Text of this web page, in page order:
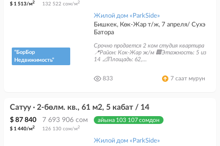
$ 1 513/м2 132 522 сом/м2
“БорБор
Недвижимость”
Жилой дом «ParkSide»
Бишкек, Көк-Жар т/ж, 7 апреля/ Сухэ
Батора
Срочно продается 2 ком студия квартира
📍Район: Кок-Жар ж/м 🏢Этажность: 5 из
14 📐Площадь: 62,...
833 7 саат мурун
Сатуу · 2-бөлм. кв., 61 м2, 5 кабат / 14
$ 87 840 7 693 906 сом айына 103 107 сомдон
$ 1 440/м2 126 130 сом/м2
Жилой дом «ParkSide»